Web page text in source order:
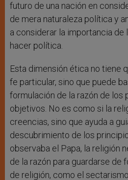
futuro de una nación en
de mera naturaleza política y
a considerar la importancia de
hacer política.
Esta dimensión ética no tiene
fe particular, sino que puede
formulación de la razón de los
objetivos. No es como si la
creencias, sino que ayuda a
descubrimiento de los
observaba el Papa, la religión
de la razón para guardarse de
de religión, como el